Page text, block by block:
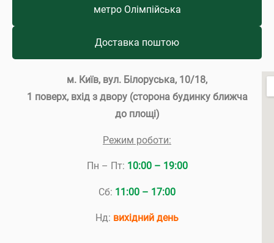
метро Олімпійська
Доставка поштою
м. Київ, вул. Білоруська, 10/18,
1 поверх, вхід з двору (сторона будинку ближча
до площі)
Режим роботи:
Пн – Пт: 10:00 – 19:00
Сб: 11:00 – 17:00
Нд: вихідний день